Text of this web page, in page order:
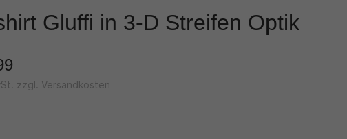
Gluffi in 3-D Streifen Optik
zzgl. Versandkosten